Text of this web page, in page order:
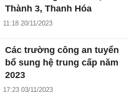
Thành 3, Thanh Hóa
11:18 20/11/2023
Các trường công an tuyển
bổ sung hệ trung cấp năm
2023
17:23 03/11/2023